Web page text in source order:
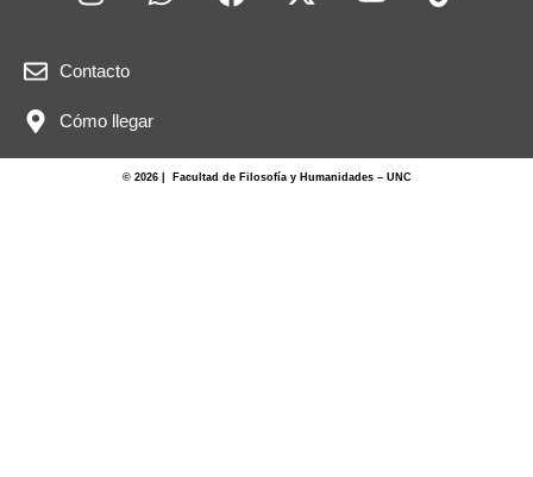
Contacto
Cómo llegar
© 2026 | Facultad de Filosofía y Humanidades – UNC